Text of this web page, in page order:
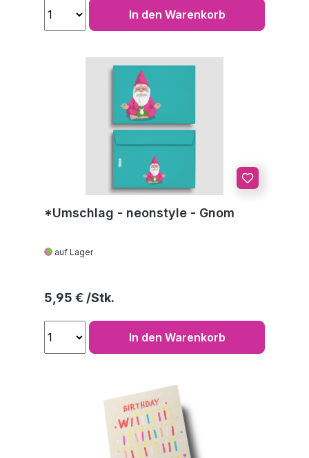
In den Warenkorb
*Umschlag - neonstyle - Gnom
auf Lager
Regulärer Preis:
5,95 €
In den Warenkorb